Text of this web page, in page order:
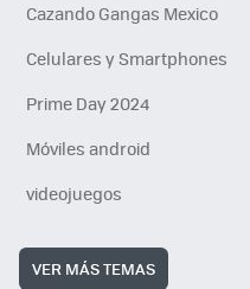
Cazando Gangas Mexico
Celulares y Smartphones
Prime Day 2024
Móviles android
videojuegos
VER MÁS TEMAS